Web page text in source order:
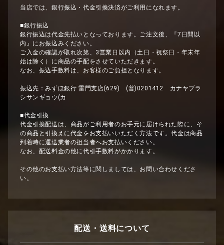
当店では、銀行振込・代金引換決済がご利用になれます。
■銀行振込
銀行振込は代金先払いとなっております。ご注文後、『7日間以
内』にお振込みください。
ご入金の確認が取れ次第、3営業日以内（土日・祝祭日・年末年
始は除く）に商品の手配をさせていただきます。
なお、振込手数料は、お客様のご負担となります。
振込先：みずほ銀行 雷門支店(629) (普)0201412 カナヤブラ
シサンギョウ(カ
■代金引換
代金引換配送は、商品がご利用者のお手元に届けられた際に、そ
の商品と引換えに代金をお支払いいただく方法です。代金は商品
到着時に運送業者の担当者へお支払いください。
なお、配送料金の他に代引手数料がかかります。
その他のお支払い方法等に関しましては、お問い合わせくださ
い。
配送・送料について